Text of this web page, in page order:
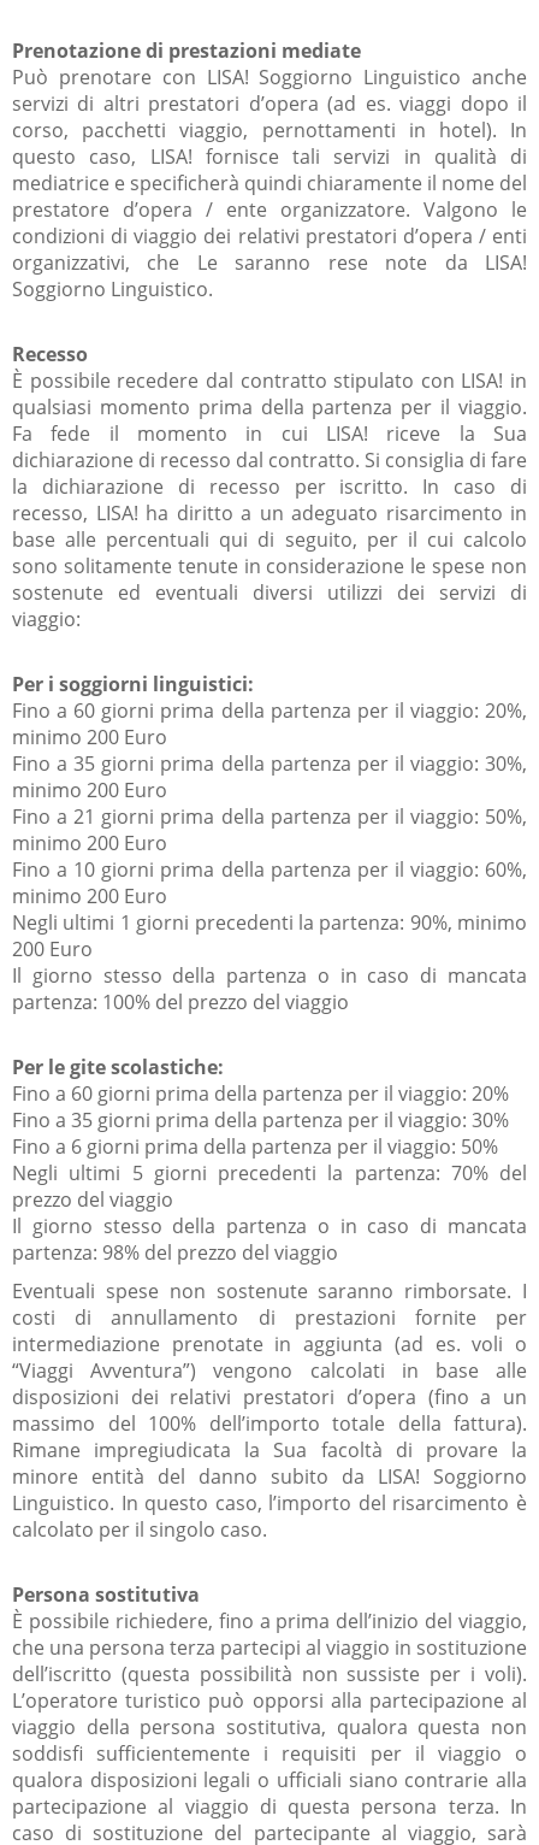
Prenotazione di prestazioni mediate
Può prenotare con LISA! Soggiorno Linguistico anche
servizi di altri prestatori d’opera (ad es. viaggi dopo il
corso, pacchetti viaggio, pernottamenti in hotel). In
questo caso, LISA! fornisce tali servizi in qualità di
mediatrice e specificherà quindi chiaramente il nome del
prestatore d’opera / ente organizzatore. Valgono le
condizioni di viaggio dei relativi prestatori d’opera / enti
organizzativi, che Le saranno rese note da LISA!
Soggiorno Linguistico.
Recesso
È possibile recedere dal contratto stipulato con LISA! in
qualsiasi momento prima della partenza per il viaggio.
Fa fede il momento in cui LISA! riceve la Sua
dichiarazione di recesso dal contratto. Si consiglia di fare
la dichiarazione di recesso per iscritto. In caso di
recesso, LISA! ha diritto a un adeguato risarcimento in
base alle percentuali qui di seguito, per il cui calcolo
sono solitamente tenute in considerazione le spese non
sostenute ed eventuali diversi utilizzi dei servizi di
viaggio:
Per i soggiorni linguistici:
Fino a 60 giorni prima della partenza per il viaggio: 20%,
minimo 200 Euro
Fino a 35 giorni prima della partenza per il viaggio: 30%,
minimo 200 Euro
Fino a 21 giorni prima della partenza per il viaggio: 50%,
minimo 200 Euro
Fino a 10 giorni prima della partenza per il viaggio: 60%,
minimo 200 Euro
Negli ultimi 1 giorni precedenti la partenza: 90%, minimo
200 Euro
Il giorno stesso della partenza o in caso di mancata
partenza: 100% del prezzo del viaggio
Per le gite scolastiche:
Fino a 60 giorni prima della partenza per il viaggio: 20%
Fino a 35 giorni prima della partenza per il viaggio: 30%
Fino a 6 giorni prima della partenza per il viaggio: 50%
Negli ultimi 5 giorni precedenti la partenza: 70% del
prezzo del viaggio
Il giorno stesso della partenza o in caso di mancata
partenza: 98% del prezzo del viaggio
Eventuali spese non sostenute saranno rimborsate. I
costi di annullamento di prestazioni fornite per
intermediazione prenotate in aggiunta (ad es. voli o
“Viaggi Avventura”) vengono calcolati in base alle
disposizioni dei relativi prestatori d’opera (fino a un
massimo del 100% dell’importo totale della fattura).
Rimane impregiudicata la Sua facoltà di provare la
minore entità del danno subito da LISA! Soggiorno
Linguistico. In questo caso, l’importo del risarcimento è
calcolato per il singolo caso.
Persona sostitutiva
È possibile richiedere, fino a prima dell’inizio del viaggio,
che una persona terza partecipi al viaggio in sostituzione
dell’iscritto (questa possibilità non sussiste per i voli).
L’operatore turistico può opporsi alla partecipazione al
viaggio della persona sostitutiva, qualora questa non
soddisfi sufficientemente i requisiti per il viaggio o
qualora disposizioni legali o ufficiali siano contrarie alla
partecipazione al viaggio di questa persona terza. In
caso di sostituzione del partecipante al viaggio, sarà